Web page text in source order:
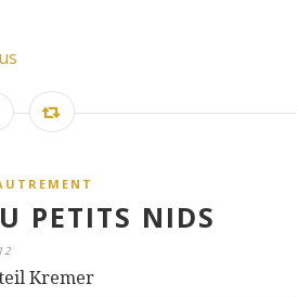
PETITS NIDS
Kremer